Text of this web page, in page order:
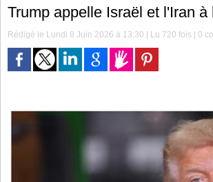
Trump appelle Israël et l'Iran
Rédigé le Lundi 8 Juin 2026 à 13:30 | Lu 720 fois |0